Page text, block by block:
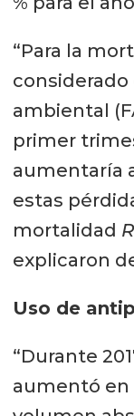
“Para la
ambiental
primer
aumentaría
estas
mortalidad
explicaron
Uso de
“Durante
aumentó en